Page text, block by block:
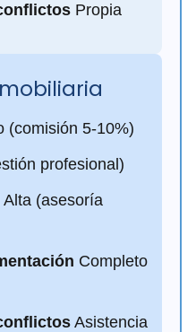
Propia
(comisión 5-10%)
profesional)
Alta (asesoría
Completo
Asistencia